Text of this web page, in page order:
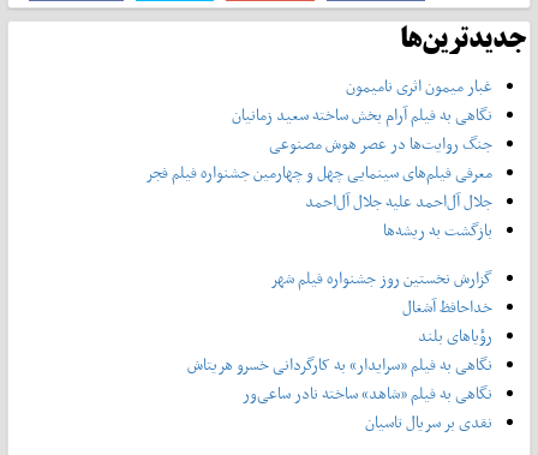
جدیدترین‌ها
غبار میمون اثری نامیمون
نگاهی به فیلم آرام بخش ساخته سعید زمانیان
جنگ روایت‌ها در عصر هوش مصنوعی
معرفی فیلم‌های سینمایی چهل‌ و چهارمین جشنواره فیلم فجر
جلال آل‌احمد علیه جلال آل‌‌احمد
بازگشت به ریشه‌ها
گزارش نخستین روز جشنواره فیلم شهر
خداحافظ آشغال
رؤیاهای بلند
نگاهی به فیلم «سرایدار» به کارگردانی خسرو هریتاش
نگاهی به فیلم «شاهد» ساخته نادر ساعی‌ور
نقدی بر سریال تاسیان